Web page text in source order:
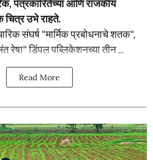
पत्रकारितेच्या आणि राजकीय
चित्र उभे राहते.
संघर्ष "मार्मिक प्रबोधनाचे शतक",
रेषा" डिंपल पब्लिकेशनच्या तीन ...
Read More